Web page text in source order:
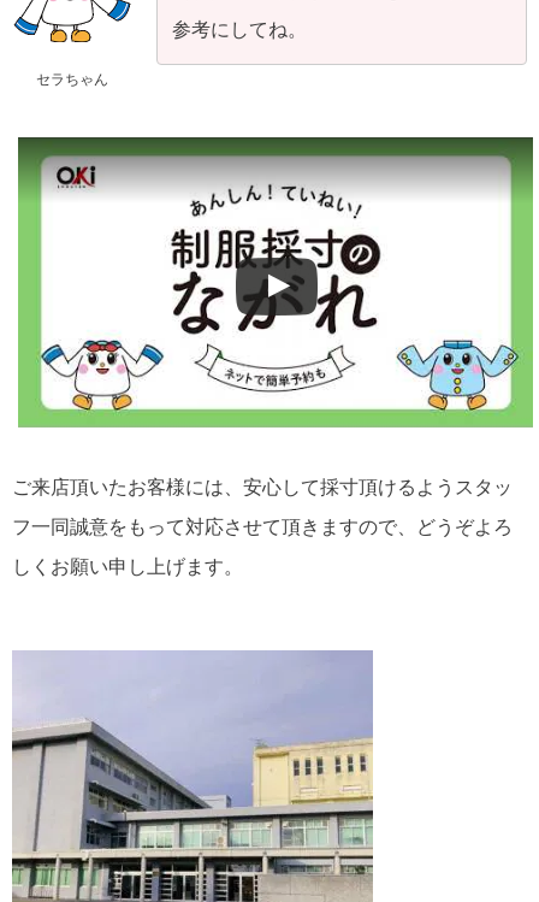
セラちゃん
参考にしてね。
ご来店頂いたお客様には、安心して採寸頂けるようスタッ
フ一同誠意をもって対応させて頂きますので、どうぞよろ
しくお願い申し上げます。